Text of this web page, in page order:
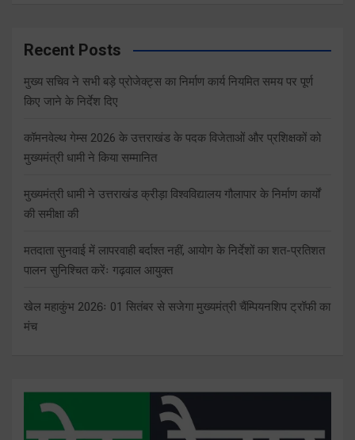
Recent Posts
मुख्य सचिव ने सभी बड़े प्रोजेक्ट्स का निर्माण कार्य नियमित समय पर पूर्ण
किए जाने के निर्देश दिए
कॉमनवेल्थ गेम्स 2026 के उत्तराखंड के पदक विजेताओं और प्रशिक्षकों को
मुख्यमंत्री धामी ने किया सम्मानित
मुख्यमंत्री धामी ने उत्तराखंड क्रीड़ा विश्वविद्यालय गौलापार के निर्माण कार्यों
की समीक्षा की
मतदाता सुनवाई में लापरवाही बर्दाश्त नहीं, आयोग के निर्देशों का शत-प्रतिशत
पालन सुनिश्चित करेंः गढ़वाल आयुक्त
खेल महाकुंभ 2026ः 01 सितंबर से सजेगा मुख्यमंत्री चैंम्पियनशिप ट्रॉफी का
मंच